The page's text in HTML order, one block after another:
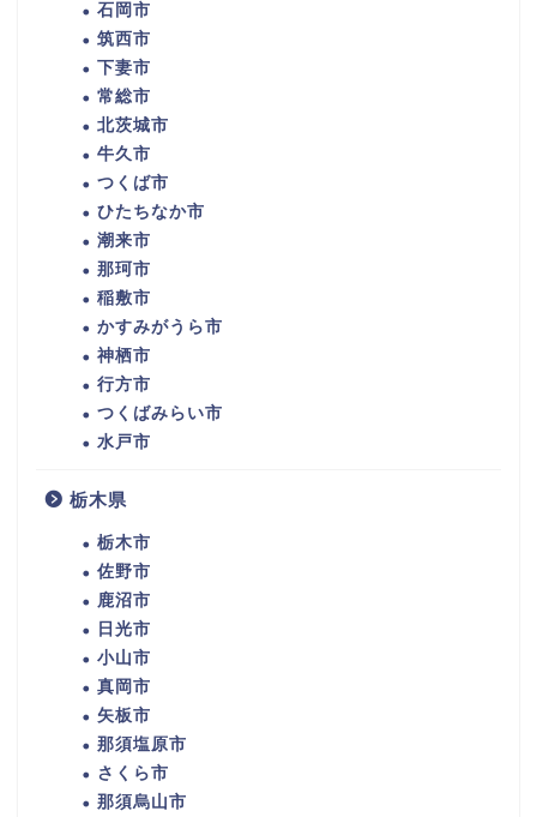
石岡市
筑西市
下妻市
常総市
北茨城市
牛久市
つくば市
ひたちなか市
潮来市
那珂市
稲敷市
かすみがうら市
神栖市
行方市
つくばみらい市
水戸市
栃木県
栃木市
佐野市
鹿沼市
日光市
小山市
真岡市
矢板市
那須塩原市
さくら市
那須烏山市